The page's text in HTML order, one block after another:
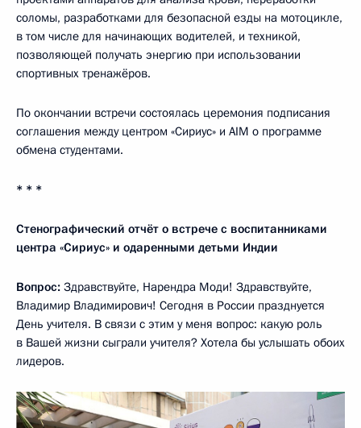
соломы, разработками для безопасной езды на мотоцикле,
в том числе для начинающих водителей, и техникой,
позволяющей получать энергию при использовании
спортивных тренажёров.
По окончании встречи состоялась церемония подписания
соглашения между центром «Сириус» и AIM о программе
обмена студентами.
* * *
Стенографический отчёт о встрече с воспитанниками
центра «Сириус» и одаренными детьми Индии
Вопрос: Здравствуйте, Нарендра Моди! Здравствуйте,
Владимир Владимирович! Сегодня в России празднуется
День учителя. В связи с этим у меня вопрос: какую роль
в Вашей жизни сыграли учителя? Хотела бы услышать обоих
лидеров.